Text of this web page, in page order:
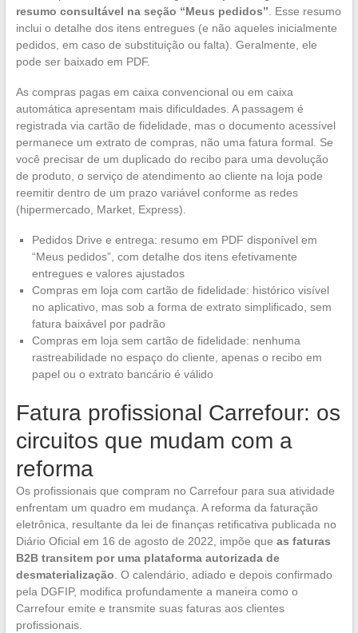
resumo consultável na seção “Meus pedidos” . Esse resumo
inclui o detalhe dos itens entregues (e não aqueles inicialmente
pedidos, em caso de substituição ou falta). Geralmente, ele
pode ser baixado em PDF.
As compras pagas em caixa convencional ou em caixa
automática apresentam mais dificuldades. A passagem é
registrada via cartão de fidelidade, mas o documento acessível
permanece um extrato de compras, não uma fatura formal. Se
você precisar de um duplicado do recibo para uma devolução
de produto, o serviço de atendimento ao cliente na loja pode
reemitir dentro de um prazo variável conforme as redes
(hipermercado, Market, Express).
Pedidos Drive e entrega: resumo em PDF disponível em
“Meus pedidos”, com detalhe dos itens efetivamente
entregues e valores ajustados
Compras em loja com cartão de fidelidade: histórico visível
no aplicativo, mas sob a forma de extrato simplificado, sem
fatura baixável por padrão
Compras em loja sem cartão de fidelidade: nenhuma
rastreabilidade no espaço do cliente, apenas o recibo em
papel ou o extrato bancário é válido
Fatura profissional Carrefour: os
circuitos que mudam com a
reforma
Os profissionais que compram no Carrefour para sua atividade
enfrentam um quadro em mudança. A reforma da faturação
eletrônica, resultante da lei de finanças retificativa publicada no
Diário Oficial em 16 de agosto de 2022, impõe que as faturas
B2B transitem por uma plataforma autorizada de
desmaterialização . O calendário, adiado e depois confirmado
pela DGFIP, modifica profundamente a maneira como o
Carrefour emite e transmite suas faturas aos clientes
profissionais.